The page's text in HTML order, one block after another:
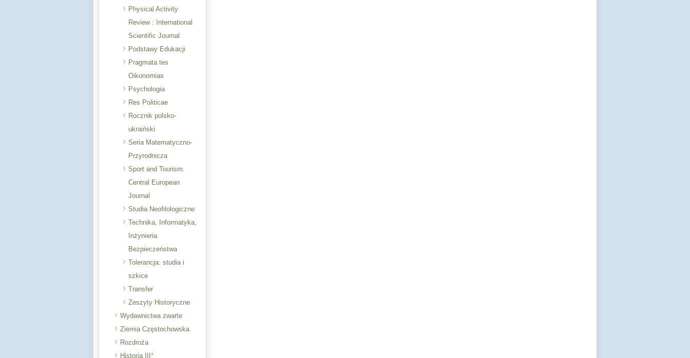
Physical Activity
Review : International
Scientific Journal
Podstawy Edukacji
Pragmata tes
Oikonomias
Psychologia
Res Politicae
Rocznik polsko-
ukraiński
Seria Matematyczno-
Przyrodnicza
Sport and Tourism.
Central European
Journal
Studia Neofilologiczne
Technika, Informatyka,
Inżynieria
Bezpieczeństwa
Tolerancja: studia i
szkice
Transfer
Zeszyty Historyczne
Wydawnictwa zwarte
Ziemia Częstochowska
Rozdroża
Historia III°